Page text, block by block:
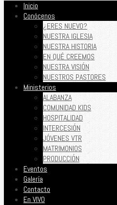
Inicio
Conócenos
¿ERES NUEVO?
NUESTRA IGLESIA
NUESTRA HISTORIA
EN QUÉ CREEMOS
NUESTRA VISIÓN
NUESTROS PASTORES
Ministerios
ALABANZA
COMUNIDAD KIDS
HOSPITALIDAD
INTERCESIÓN
JÓVENES VTR
MATRIMONIOS
PRODUCCIÓN
Eventos
Galería
Contacto
En VIVO